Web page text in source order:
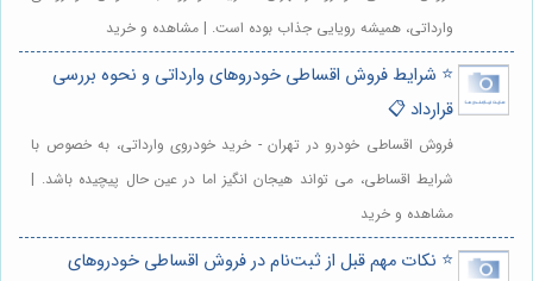
وارداتی، همیشه رویایی جذاب بوده است. | مشاهده و خرید
⭐️ شرایط فروش اقساطی خودروهای وارداتی و نحوه بررسی
قرارداد 📋
فروش اقساطی خودرو در تهران - خرید خودروی وارداتی، به خصوص با
شرایط اقساطی، می تواند هیجان انگیز اما در عین حال پیچیده باشد. |
مشاهده و خرید
⭐️ نکات مهم قبل از ثبت‌نام در فروش اقساطی خودروهای